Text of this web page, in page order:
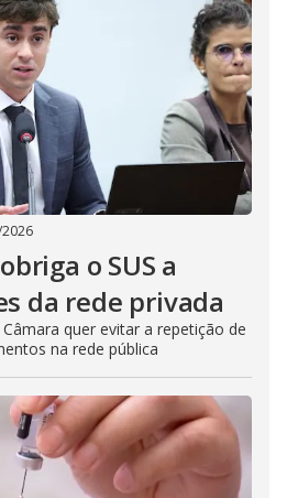
o SUS a
da rede privada
quer evitar a repetição de
na rede pública